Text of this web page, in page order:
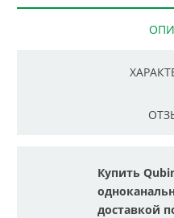
Купить
доставкой